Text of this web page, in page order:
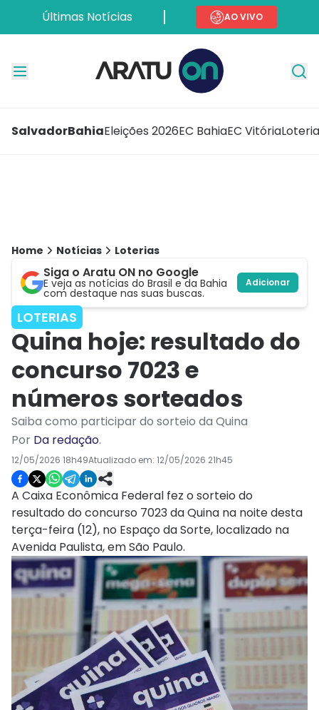
Últimas Notícias AO VIVO
SalvadorBahiaEleições 2026EC BahiaEC Vitória
Home Notícias Loterias
Siga o Aratu ON no Google
E veja as notícias do Brasil e da Bahia
com destaque nas suas buscas.
Adicionar
LOTERIAS
Quina hoje: resultado do
concurso 7023 e
números sorteados
Saiba como participar do sorteio da Quina
Por Da redação.
12/05/2026 18h49Atualizado em: 12/05/2026 21h45
A Caixa Econômica Federal fez o sorteio do
resultado do concurso 7023 da Quina na noite desta
terça-feira (12), no Espaço da Sorte, localizado na
Avenida Paulista, em São Paulo.